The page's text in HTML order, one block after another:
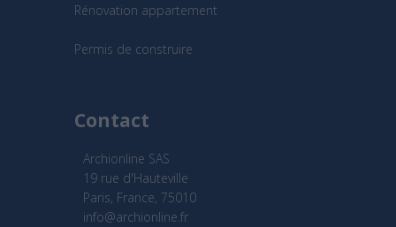
Rénovation appartement
Permis de construire
Contact
Archionline SAS
19 rue d'Hauteville
Paris, France, 75010
info@archionline.fr